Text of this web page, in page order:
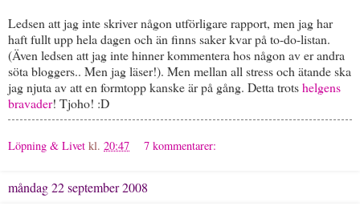
Ledsen att jag inte skriver någon utförligare rapport, men jag har
haft fullt upp hela dagen och än finns saker kvar på to-do-listan.
(Även ledsen att jag inte hinner kommentera hos någon av er andra
söta bloggers.. Men jag läser!). Men mellan all stress och ätande ska
jag njuta av att en formtopp kanske är på gång. Detta trotshelgens
bravader! Tjoho! :D
Löpning & Livet kl. 20:47 7 kommentarer:
måndag 22 september 2008